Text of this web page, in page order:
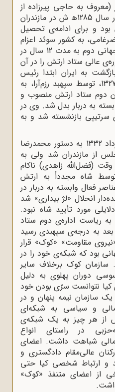
به حاجى پیرزاده از
ملاکین ثروتمند مازندران) در سال 1285ﻫ ش در مازندران
و براى ادامه‌ی تحصیل
به کشور سوئد اعزام
شد و به دلیل وقوع جنگ جهانى دوم به مدت 12 سال در
عالى ستاد ارتش را در آن
به ایران ابتدا رئیس
اداره‌ی مرزبانى و در سال 1327، توسط سپهبد رزم‌آرا، به
ستاد ارتش منصوب و
به دربار بدل شد. وی در
سرتیپى بازنشسته شد و به
کیا پس از کودتاى 28 مرداد 1332 به دستور محمدرضا
از مازندران شد ولى به
(فضل‌الله زاهدى) ناکام
او در سال 1333 توسط شاه مجدداً به ارتش
و تا سال 1336 از عناصر فعال وابسته به دربار در
انحلال «لژ بیدارى» شد
مورد تأیید شاه نبود.
حاجعلى کیا در سال 1336 به ریاست اداره‌ی دوم ستاد
به درجه‌ی سپهبدى رسید
مقاومت» «کوک» قرار
بود که شبکه‌ی خود را در
سازمان کوک برخلاف سایر
دوران پهلوى به دلیل
کیا نتوانست سرّى بودن خود
سازمان نیمه پنهان و در
و سیاسى به شبکه‌ای
هر چیز به یک شبکه‌ی
در راستاى انواع
شباهت داشت. اعضاى
عالى‌مقام دادگسترى و
و ارتباط شخصى کیا حتى
از اعضاى متنفذ «کوک»